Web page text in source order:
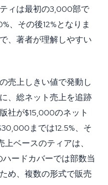
ィは最初の3,000部で
、その後12%となりま
、著者が理解しやすい
売上しきい値で発動し
、総ネット売上を追跡
社が$15,000のネット
までは12.5%、そ
ベースのティアは、
ードカバーでは部数当
め、複数の形式で販売